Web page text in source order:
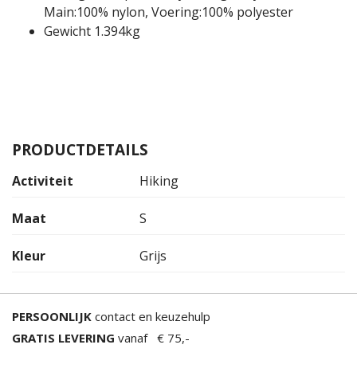
Main:100% nylon, Voering:100% polyester
Gewicht 1.394kg
PRODUCTDETAILS
Activiteit Hiking
Maat S
Kleur Grijs
PERSOONLIJK contact en keuzehulp
GRATIS LEVERING vanaf € 75,-